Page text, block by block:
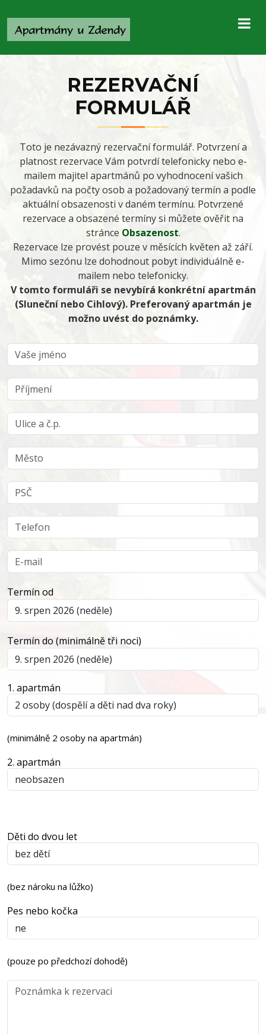
REZERVAČNÍ
FORMULÁŘ
Toto je nezávazný rezervační formulář. Potvrzení a
platnost rezervace Vám potvrdí telefonicky nebo e-
mailem majitel apartmánů po vyhodnocení vašich
požadavků na počty osob a požadovaný termín a podle
aktuální obsazenosti v daném termínu. Potvrzené
rezervace a obsazené termíny si můžete ověřit na
stránce Obsazenost.
Rezervace lze provést pouze v měsících květen až září.
Mimo sezónu lze dohodnout pobyt individuálně e-
mailem nebo telefonicky.
V tomto formuláři se nevybírá konkrétní apartmán
(Sluneční nebo Cihlový). Preferovaný apartmán je
možno uvést do poznámky.
Termín od
Termín do (minimálně tři noci)
1. apartmán
(minimálně 2 osoby na apartmán)
2. apartmán
Děti do dvou let
(bez nároku na lůžko)
Pes nebo kočka
(pouze po předchozí dohodě)